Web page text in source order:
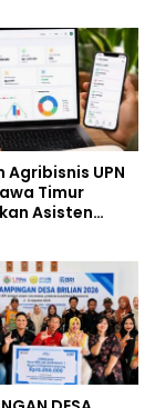
Agribisnis UPN
Timur
Asisten